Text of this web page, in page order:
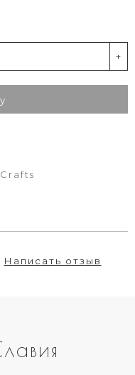
+
Написать отзыв